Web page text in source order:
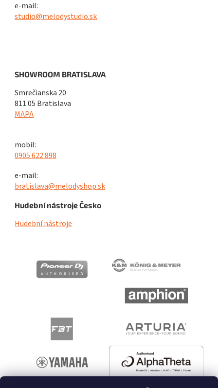
e-mail:
studio@melodystudio.sk
SHOWROOM BRATISLAVA
Smrečianska 20
811 05 Bratislava
MAPA
mobil:
0905 622 898
e-mail:
bratislava@melodyshop.sk
Hudební nástroje Česko
Hudební nástroje